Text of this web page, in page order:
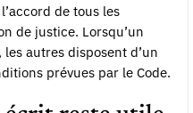
de tous les
de justice. Lorsqu’un
autres disposent d’un
prévues par le Code.